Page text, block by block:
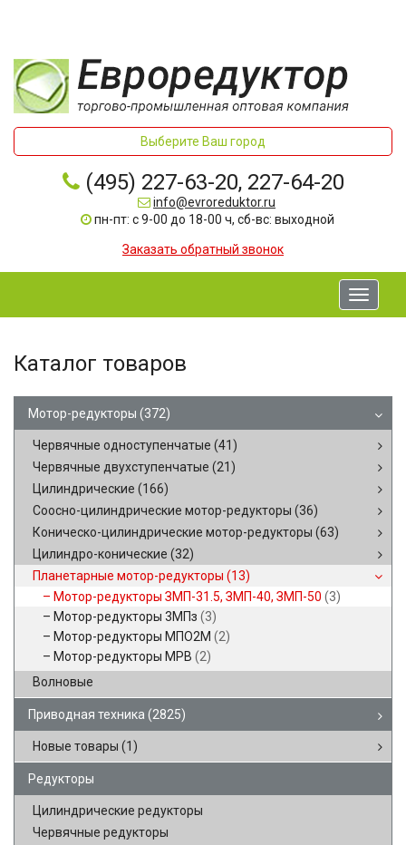
Выберите Ваш город
(495) 227-63-20, 227-64-20
info@evroreduktor.ru
пн-пт: с 9-00 до 18-00 ч, сб-вс: выходной
Заказать обратный звонок
Toggle
Каталог товаров
Мотор-редукторы (372)
Червячные одноступенчатые (41)
Червячные двухступенчатые (21)
Цилиндрические (166)
Соосно-цилиндрические мотор-редукторы (36)
Коническо-цилиндрические мотор-редукторы (63)
Цилиндро-конические (32)
Планетарные мотор-редукторы (13)
Мотор-редукторы ЗМП-31.5, ЗМП-40, ЗМП-50 (3)
Мотор-редукторы 3МПз (3)
Мотор-редукторы МПО2М (2)
Мотор-редукторы МРВ (2)
Волновые
Приводная техника (2825)
Новые товары (1)
Редукторы
Цилиндрические редукторы
Червячные редукторы